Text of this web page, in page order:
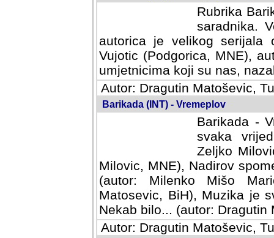
Rubrika
saradnika.
autorica je velikog serijala
Vujotic (Podgorica, MNE),
umjetnicima koji su nas,
Autor: Dragutin Matoševic,
Barikada (INT) - Vremeplov
Barikada -
svaka
Milovic,
MNE), Nadirov spomenar
Milenko Mišo Maric, UK),
Muzika je svirala (autor:
(autor: Dragutin Matosevic,
Autor: Dragutin Matoševic,